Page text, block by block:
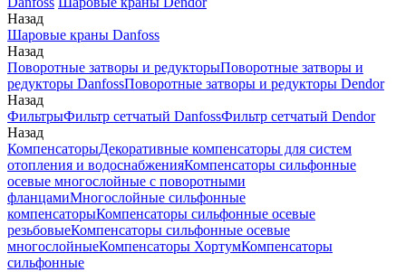
Назад
Шаровые краны Danfoss
Назад
Поворотные затворы и редукторыПоворотные затворы и
редукторы DanfossПоворотные затворы и редукторы Dendor
Назад
ФильтрыФильтр сетчатый DanfossФильтр сетчатый Dendor
Назад
КомпенсаторыДекоративные компенсаторы для систем
отопления и водоснабженияКомпенсаторы сильфонные
осевые многослойные с поворотными
фланцамиМногослойные сильфонные
компенсаторыКомпенсаторы сильфонные осевые
резьбовыеКомпенсаторы сильфонные осевые
многослойныеКомпенсаторы ХортумКомпенсаторы
сильфонные